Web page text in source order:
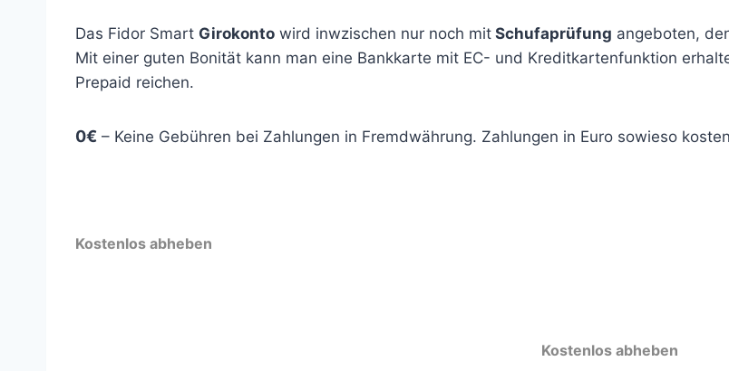
Das Fidor Smart Girokonto wird inwzischen nur noch mit Schufaprüfung angeboten,
Mit einer guten Bonität kann man eine Bankkarte mit EC- und Kreditkartenfunktion
Prepaid reichen.
0€ – Keine Gebühren bei Zahlungen in Fremdwährung. Zahlungen in Euro sowieso
Kostenlos abheben
Kostenlos abheben